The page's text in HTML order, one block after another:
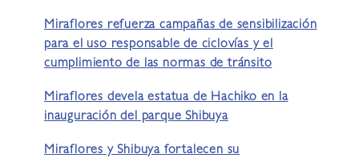
Miraflores refuerza campañas de sensibilización
para el uso responsable de ciclovías y el
cumplimiento de las normas de tránsito
Miraflores devela estatua de Hachiko en la
inauguración del parque Shibuya
Miraflores y Shibuya fortalecen su